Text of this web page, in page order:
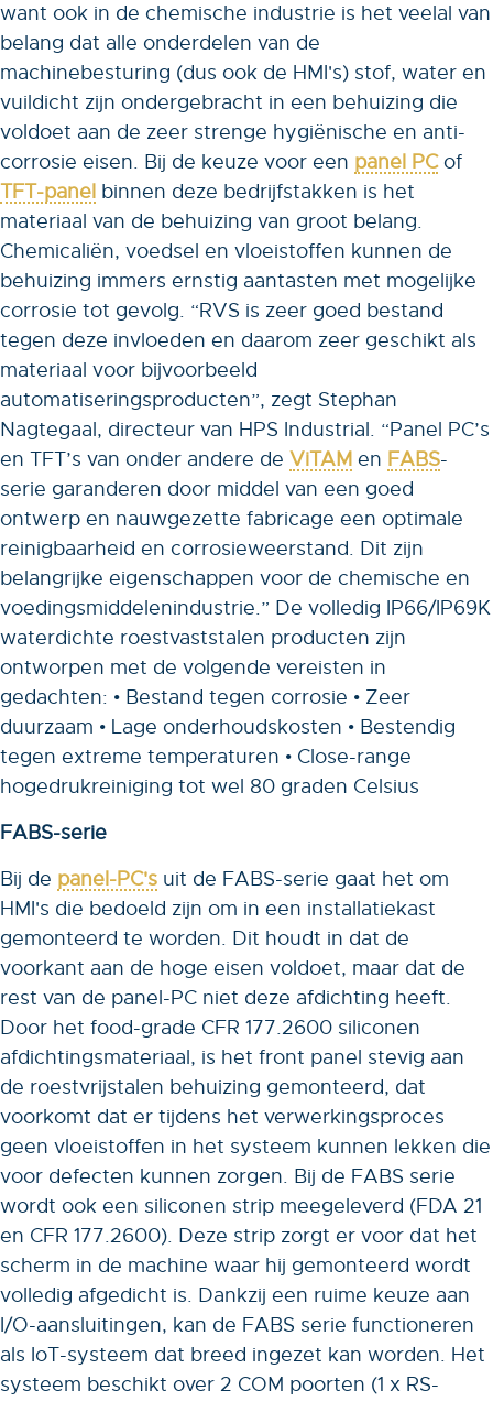
want ook in de chemische industrie is het veelal van
belang dat alle onderdelen van de
machinebesturing (dus ook de HMI's) stof, water en
vuildicht zijn ondergebracht in een behuizing die
voldoet aan de zeer strenge hygiënische en anti-
corrosie eisen. Bij de keuze voor een panel PCof
TFT-panel binnen deze bedrijfstakken is het
materiaal van de behuizing van groot belang.
Chemicaliën, voedsel en vloeistoffen kunnen de
behuizing immers ernstig aantasten met mogelijke
corrosie tot gevolg. “RVS is zeer goed bestand
tegen deze invloeden en daarom zeer geschikt als
materiaal voor bijvoorbeeld
automatiseringsproducten”, zegt Stephan
Nagtegaal, directeur van HPS Industrial. “Panel PC’s
en TFT’s van onder andere de ViTAM en FABS-
serie garanderen door middel van een goed
ontwerp en nauwgezette fabricage een optimale
reinigbaarheid en corrosieweerstand. Dit zijn
belangrijke eigenschappen voor de chemische en
voedingsmiddelenindustrie.” De volledig IP66/IP69K
waterdichte roestvaststalen producten zijn
ontworpen met de volgende vereisten in
gedachten: • Bestand tegen corrosie • Zeer
duurzaam • Lage onderhoudskosten • Bestendig
tegen extreme temperaturen • Close-range
hogedrukreiniging tot wel 80 graden Celsius
FABS-serie
Bij de panel-PC's uit de FABS-serie gaat het om
HMI's die bedoeld zijn om in een installatiekast
gemonteerd te worden. Dit houdt in dat de
voorkant aan de hoge eisen voldoet, maar dat de
rest van de panel-PC niet deze afdichting heeft.
Door het food-grade CFR 177.2600 siliconen
afdichtingsmateriaal, is het front panel stevig aan
de roestvrijstalen behuizing gemonteerd, dat
voorkomt dat er tijdens het verwerkingsproces
geen vloeistoffen in het systeem kunnen lekken die
voor defecten kunnen zorgen. Bij de FABS serie
wordt ook een siliconen strip meegeleverd (FDA 21
en CFR 177.2600). Deze strip zorgt er voor dat het
scherm in de machine waar hij gemonteerd wordt
volledig afgedicht is. Dankzij een ruime keuze aan
I/O-aansluitingen, kan de FABS serie functioneren
als IoT-systeem dat breed ingezet kan worden. Het
systeem beschikt over 2 COM poorten (1 x RS-